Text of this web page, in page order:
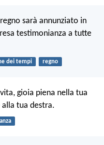
sarà annunziato in
testimonianza a tutte
dei tempi regno
gioia piena nella tua
alla tua destra.